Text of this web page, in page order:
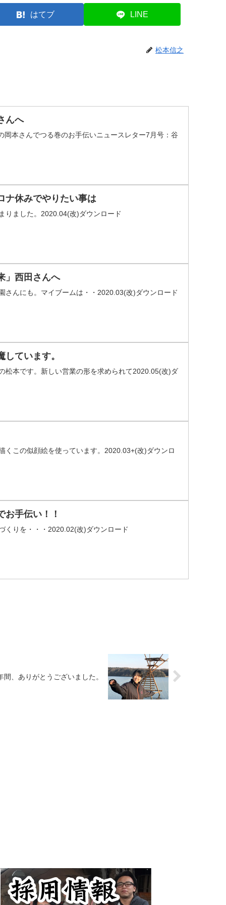
はてブ LINE
松本信之
んへ
本さんでつる巻のお手伝いニュースレター7月号：谷
ナ休みでやりたい事は
ました。2020.04(改)ダウンロード
」西田さんへ
んにも。マイブームは・・2020.03(改)ダウンロード
ています。
本です。新しい営業の形を求められて2020.05(改)ダ
くこの似顔絵を使っています。2020.03+(改)ダウンロ
お手伝い！！
りを・・・2020.02(改)ダウンロード
間、ありがとうございました。